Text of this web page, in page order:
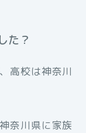
た？
高校は神奈川
奈川県に家族